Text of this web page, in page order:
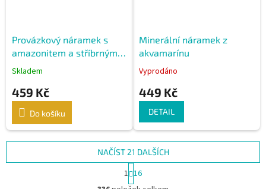
Provázkový náramek s
amazonitem a stříbrnými
kuličkami
Skladem
459 Kč
Do košíku
Minerální náramek z
akvamarínu
Vyprodáno
449 Kč
DETAIL
O
NAČÍST 21 DALŠÍCH
t
1 16